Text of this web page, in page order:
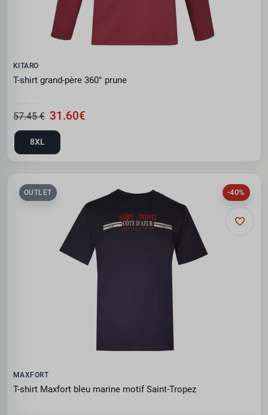
KITARO
T-shirt grand-père 360° prune
57.45 € 31.60€
8XL
-40%
OUTLET
MAXFORT
T-shirt Maxfort bleu marine motif Saint-Tropez